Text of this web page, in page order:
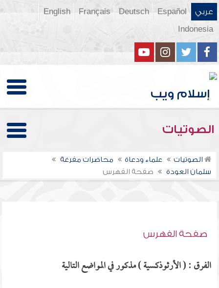
عربي Español
Deutsch
Français
English
Indonesia
الصوتيات
الصوتيات علماء ودعاة
محاضرات مفرغة
سلمان العودة
صفحة الفهرس
صفحة الفهرس
الفرق : ( الأرثوذكسية ) مذكور في المواضع التالية